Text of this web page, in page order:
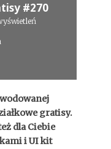
#270
gratisy.
dla Ciebie
i UI kit